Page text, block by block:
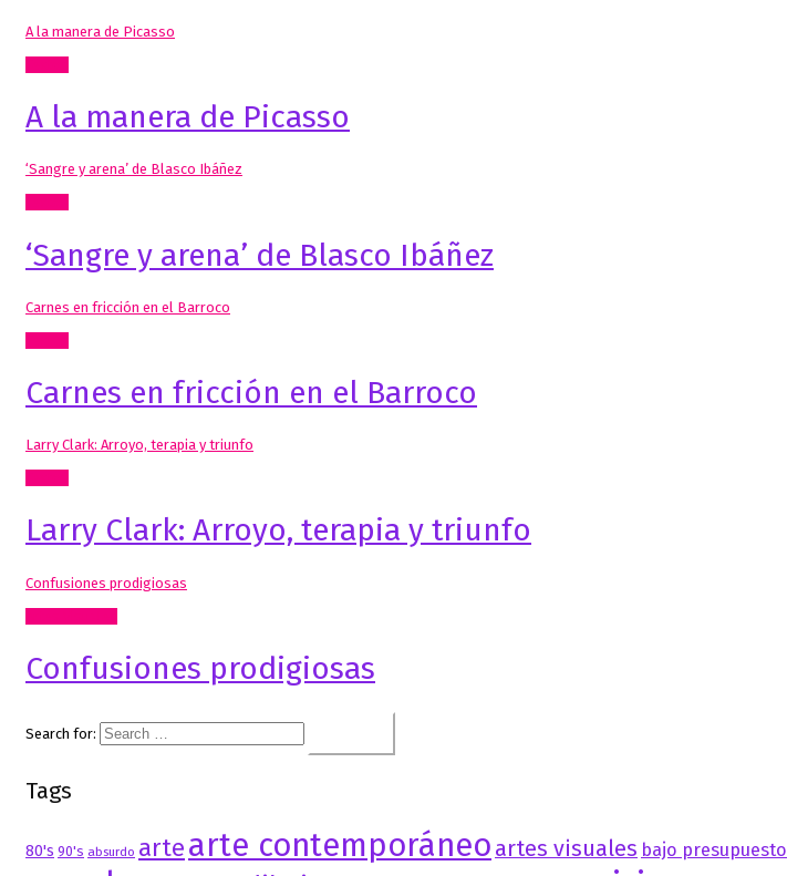
A la manera de Picasso
A la manera de Picasso
‘Sangre y arena’ de Blasco Ibáñez
‘Sangre y arena’ de Blasco Ibáñez
Carnes en fricción en el Barroco
Carnes en fricción en el Barroco
Larry Clark: Arroyo, terapia y triunfo
Larry Clark: Arroyo, terapia y triunfo
Confusiones prodigiosas
Confusiones prodigiosas
Search for:
Tags
80's 90's absurdo artearte contemporáneo artes visuales bajo presupuesto